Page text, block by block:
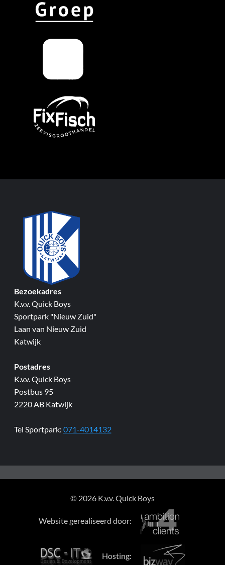
Bezoekadres
K.v.v. Quick Boys
Sportpark "Nieuw Zuid"
Laan van Nieuw Zuid
Katwijk
Postadres
K.v.v. Quick Boys
Postbus 95
2220 AB Katwijk
Tel Sportpark: 071-4014132
© 2026 K.v.v. Quick Boys
Website gerealiseerd door:
Hosting: